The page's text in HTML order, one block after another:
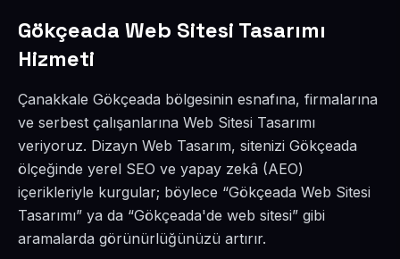
Gökçeada Web Sitesi Tasarımı
Hizmeti
Çanakkale Gökçeada bölgesinin esnafına, firmalarına
ve serbest çalışanlarına Web Sitesi Tasarımı
veriyoruz. Dizayn Web Tasarım, sitenizi Gökçeada
ölçeğinde yerel SEO ve yapay zekâ (AEO)
içerikleriyle kurgular; böylece “Gökçeada Web Sitesi
Tasarımı” ya da “Gökçeada'de web sitesi” gibi
aramalarda görünürlüğünüzü artırır.